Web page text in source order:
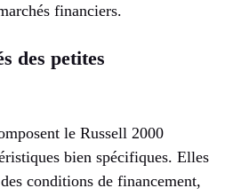
financiers.
des petites
le Russell 2000
bien spécifiques. Elles
conditions de financement,